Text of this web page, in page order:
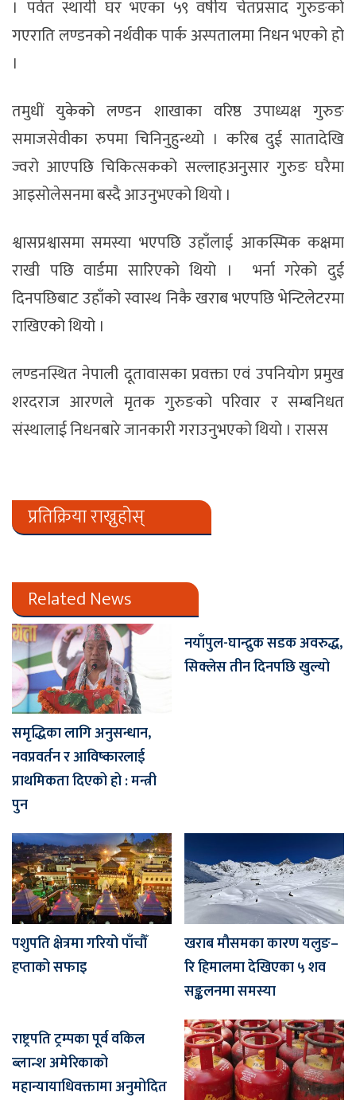
। पर्वत स्थायी घर भएका ५९ वर्षीय चेतप्रसाद गुरुङको
गएराति लण्डनको नर्थवीक पार्क अस्पतालमा निधन भएको हो
।
तमुधीं युकेको लण्डन शाखाका वरिष्ठ उपाध्यक्ष गुरुङ
समाजसेवीका रुपमा चिनिनुहुन्थ्यो । करिब दुई सातादेखि
ज्वरो आएपछि चिकित्सकको सल्लाहअनुसार गुरुङ घरैमा
आइसोलेसनमा बस्दै आउनुभएको थियो ।
श्वासप्रश्वासमा समस्या भएपछि उहाँलाई आकस्मिक कक्षमा
राखी पछि वार्डमा सारिएको थियो । भर्ना गरेको दुई
दिनपछिबाट उहाँको स्वास्थ निकै खराब भएपछि भेन्टिलेटरमा
राखिएको थियो ।
लण्डनस्थित नेपाली दूतावासका प्रवक्ता एवं उपनियोग प्रमुख
शरदराज आरणले मृतक गुरुङको परिवार र सम्बनिधत
संस्थालाई निधनबारे जानकारी गराउनुभएको थियो । रासस
प्रतिक्रिया राख्नुहोस्
Related News
समृद्धिका लागि अनुसन्धान,
नवप्रवर्तन र आविष्कारलाई
प्राथमिकता दिएको हो : मन्त्री
पुन
नयाँपुल-घान्द्रुक सडक अवरुद्ध,
सिक्लेस तीन दिनपछि खुल्यो
पशुपति क्षेत्रमा गरियो पाँचौँ
हप्ताको सफाइ
खराब मौसमका कारण यलुङ–
रि हिमालमा देखिएका ५ शव
सङ्कलनमा समस्या
राष्ट्रपति ट्रम्पका पूर्व वकिल
ब्लान्श अमेरिकाको
महान्यायाधिवक्तामा अनुमोदित